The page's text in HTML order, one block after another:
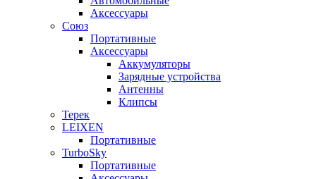
Аксессуары
Союз
Портативные
Аксессуары
Аккумуляторы
Зарядные устройства
Антенны
Клипсы
Терек
LEIXEN
Портативные
TurboSky
Портативные